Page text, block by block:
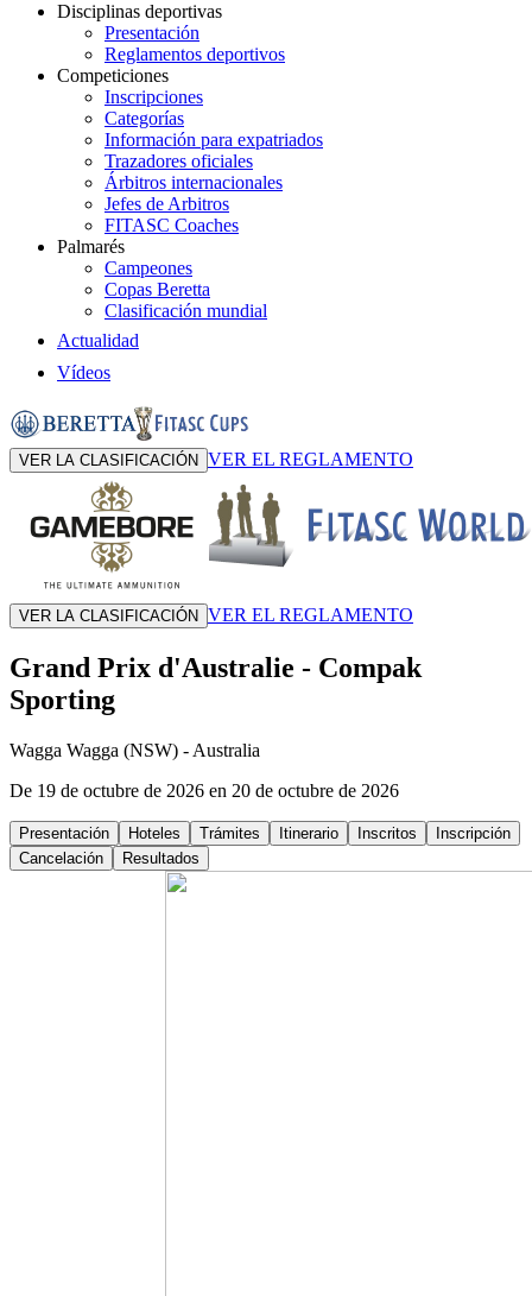
Disciplinas deportivas
Presentación
Reglamentos deportivos
Competiciones
Inscripciones
Categorías
Información para expatriados
Trazadores oficiales
Árbitros internacionales
Jefes de Arbitros
FITASC Coaches
Palmarés
Campeones
Copas Beretta
Clasificación mundial
Actualidad
Vídeos
VER LA CLASIFICACIÓN VER EL REGLAMENTO
VER LA CLASIFICACIÓN VER EL REGLAMENTO
Grand Prix d'Australie - Compak
Sporting
Wagga Wagga (NSW) - Australia
De 19 de octubre de 2026 en 20 de octubre de 2026
Presentación Hoteles Trámites Itinerario Inscritos
Inscripción
Cancelación
Resultados